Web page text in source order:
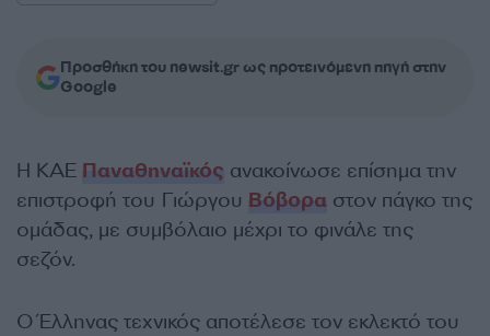
Προσθήκη του newsit.gr ως προτεινόμενη πηγή στην
Google
Η ΚΑΕ Παναθηναϊκός ανακοίνωσε επίσημα την
επιστροφή του Γιώργου Βόβορα στον πάγκο της
ομάδας, με συμβόλαιο μέχρι το φινάλε της
σεζόν.
Ο Έλληνας τεχνικός αποτέλεσε τον εκλεκτό του